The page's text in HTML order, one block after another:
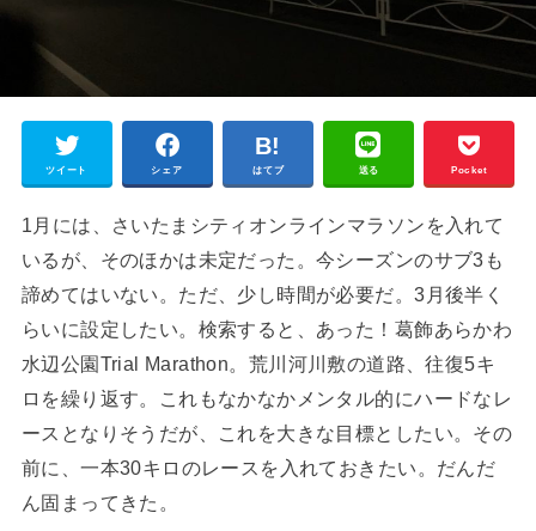
ツイート シェア はてブ 送る Pocket
1月には、さいたまシティオンラインマラソンを入れて
いるが、そのほかは未定だった。今シーズンのサブ3も
諦めてはいない。ただ、少し時間が必要だ。3月後半く
らいに設定したい。検索すると、あった！葛飾あらかわ
水辺公園Trial Marathon。荒川河川敷の道路、往復5キ
ロを繰り返す。これもなかなかメンタル的にハードなレ
ースとなりそうだが、これを大きな目標としたい。その
前に、一本30キロのレースを入れておきたい。だんだ
ん固まってきた。